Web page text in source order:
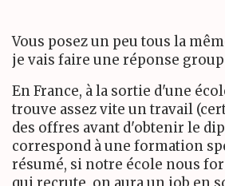
Vous posez un peu tous la
je vais faire une réponse
En France, à la sortie d'une
trouve assez vite un travail
des offres avant d'obtenir le
correspond à une formation
résumé, si notre école nous